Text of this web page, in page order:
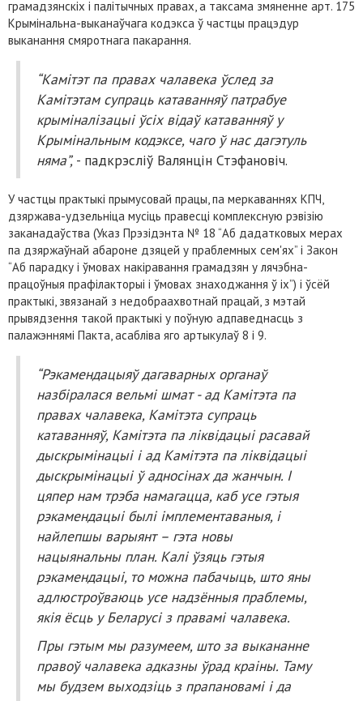
грамадзянскіх і палітычных правах, а таксама змяненне арт. 175
Крымінальна-выканаўчага кодэкса ў частцы працэдур
выканання смяротнага пакарання.
“Камітэт па правах чалавека ўслед за
Камітэтам супраць катаванняў патрабуе
крыміналізацыі ўсіх відаў катаванняў у
Крымінальным кодэксе, чаго ў нас дагэтуль
няма”, - падкрэсліў Валянцін Стэфановіч.
У частцы практыкі прымусовай працы, па меркаваннях КПЧ,
дзяржава-удзельніца мусіць правесці комплексную рэвізію
заканадаўства (Указ Прэзідэнта № 18 “Аб дадатковых мерах
па дзяржаўнай абароне дзяцей у праблемных сем'ях” і Закон
“Аб парадку і ўмовах накіравання грамадзян у лячэбна-
працоўныя прафілакторыі і ўмовах знаходжання ў іх”) і ўсёй
практыкі, звязанай з недобраахвотнай працай, з мэтай
прывядзення такой практыкі у поўную адпаведнасць з
палажэннямі Пакта, асабліва яго артыкулаў 8 і 9.
“Рэкамендацыяў дагаварных органаў
назбіралася вельмі шмат - ад Камітэта па
правах чалавека, Камітэта супраць
катаванняў, Камітэта па ліквідацыі расавай
дыскрымінацыі і ад Камітэта па ліквідацыі
дыскрымінацыі ў адносінах да жанчын. І
цяпер нам трэба намагацца, каб усе гэтыя
рэкамендацыі былі імплементаваныя, і
найлепшы варыянт – гэта новы
нацыянальны план. Калі ўзяць гэтыя
рэкамендацыі, то можна пабачыць, што яны
адлюстроўваюць усе надзённыя праблемы,
якія ёсць у Беларусі з правамі чалавека.
Пры гэтым мы разумеем, што за выкананне
правоў чалавека адказны ўрад краіны. Таму
мы будзем выходзіць з прапановамі і да